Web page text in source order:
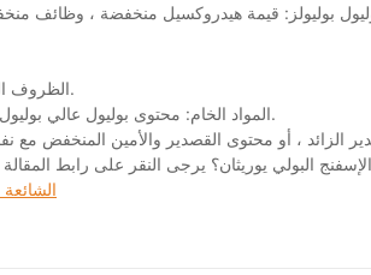
الظروف المناخية: درجة حرارة منخفضة.
المواد الخام: محتوى بوليول عالي بوليول ، وزيت سيليكون نشط للغاية.
الشائعة